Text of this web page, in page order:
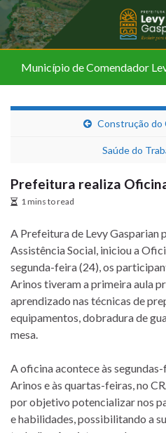
Município de Comendador
Construção do
Saúde do
Prefeitura realiza
1 mins to read
A Prefeitura de Levy Gasparian
Assistência Social, iniciou a
segunda-feira (24), os
Arinos tiveram a primeira aula
aprendizado nas técnicas de
equipamentos, dobradura de
mesa.
A oficina acontece às
Arinos e às quartas-feiras, no
por objetivo potencializar nos
e habilidades, possibilitando a